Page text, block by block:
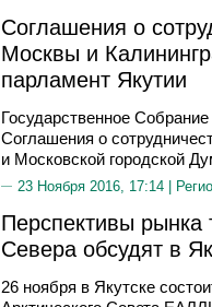
Соглашения о
Москвы и
парламент Якутии
Государственное
Соглашения о
и Московской городской
23 Ноября 2016, 17:14 |
Перспективы рынка
Севера обсудят в
26 ноября в Якутске